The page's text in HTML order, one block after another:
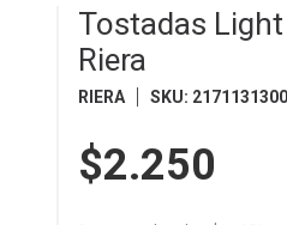
Tostadas
Riera
RIERA SKU:
$2.250